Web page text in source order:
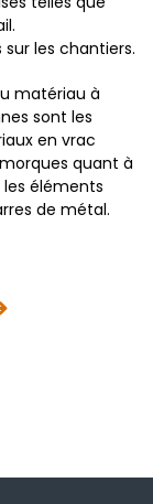
les chantiers.
matériau à
sont les
en vrac
quant à
éléments
de métal.